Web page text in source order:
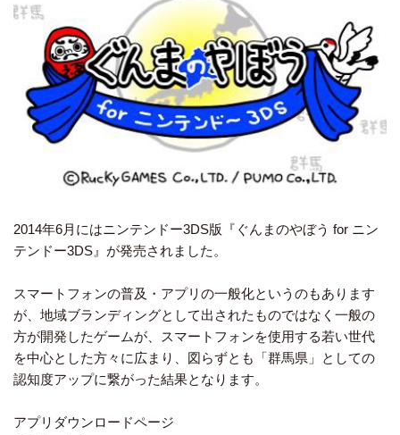
2014年6月にはニンテンドー3DS版『ぐんまのやぼう for ニン
テンドー3DS』が発売されました。
スマートフォンの普及・アプリの一般化というのもあります
が、地域ブランディングとして出されたものではなく一般の
方が開発したゲームが、スマートフォンを使用する若い世代
を中心とした方々に広まり、図らずとも「群馬県」としての
認知度アップに繋がった結果となります。
アプリダウンロードページ